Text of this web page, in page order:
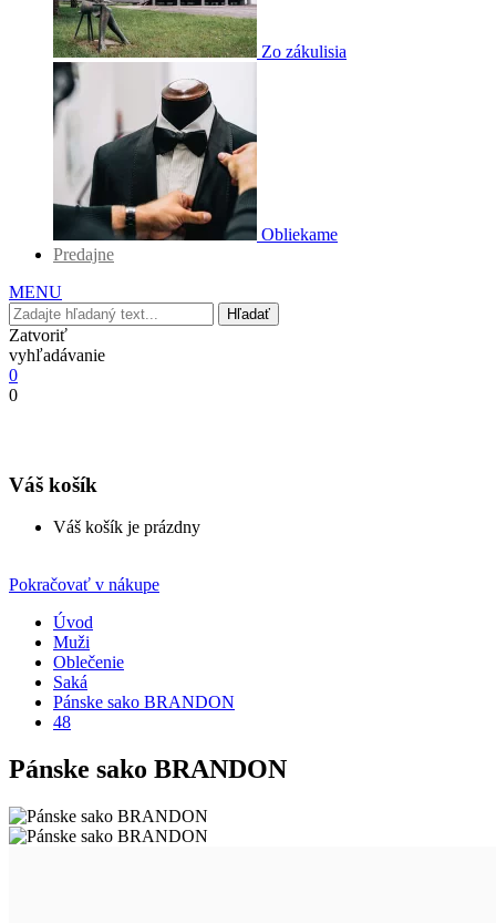
Zo zákulisia
Obliekame
Predajne
MENU
Hľadať
Zatvoriť
vyhľadávanie
0
0
Váš košík
Váš košík je prázdny
Pokračovať v nákupe
Úvod
Muži
Oblečenie
Saká
Pánske sako BRANDON
48
Pánske sako BRANDON